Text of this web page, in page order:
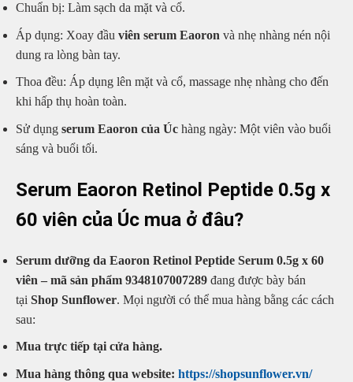
Chuẩn bị: Làm sạch da mặt và cổ.
Áp dụng: Xoay đầu viên serum Eaoron và nhẹ nhàng nén nội
dung ra lòng bàn tay.
Thoa đều: Áp dụng lên mặt và cổ, massage nhẹ nhàng cho đến
khi hấp thụ hoàn toàn.
Sử dụng serum Eaoron của Úc hàng ngày: Một viên vào buổi
sáng và buổi tối.
Serum Eaoron Retinol Peptide 0.5g x
60 viên của Úc mua ở đâu?
Serum dưỡng da Eaoron Retinol Peptide Serum 0.5g x 60
viên – mã sản phẩm 9348107007289 đang được bày bán
tại Shop Sunflower. Mọi người có thể mua hàng bằng các cách
sau:
Mua trực tiếp tại cửa hàng.
Mua hàng thông qua website: https://shopsunflower.vn/